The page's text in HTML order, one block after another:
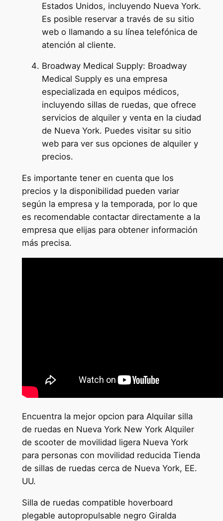
Estados Unidos, incluyendo Nueva York.
Es posible reservar a través de su sitio
web o llamando a su línea telefónica de
atención al cliente.
Broadway Medical Supply: Broadway
Medical Supply es una empresa
especializada en equipos médicos,
incluyendo sillas de ruedas, que ofrece
servicios de alquiler y venta en la ciudad
de Nueva York. Puedes visitar su sitio
web para ver sus opciones de alquiler y
precios.
Es importante tener en cuenta que los
precios y la disponibilidad pueden variar
según la empresa y la temporada, por lo que
es recomendable contactar directamente a la
empresa que elijas para obtener información
más precisa.
Encuentra la mejor opcion para Alquilar silla
de ruedas en Nueva York New York Alquiler
de scooter de movilidad ligera Nueva York
para personas con movilidad reducida Tienda
de sillas de ruedas cerca de Nueva York, EE.
UU.
Silla de ruedas compatible hoverboard
plegable autopropulsable negro Giralda